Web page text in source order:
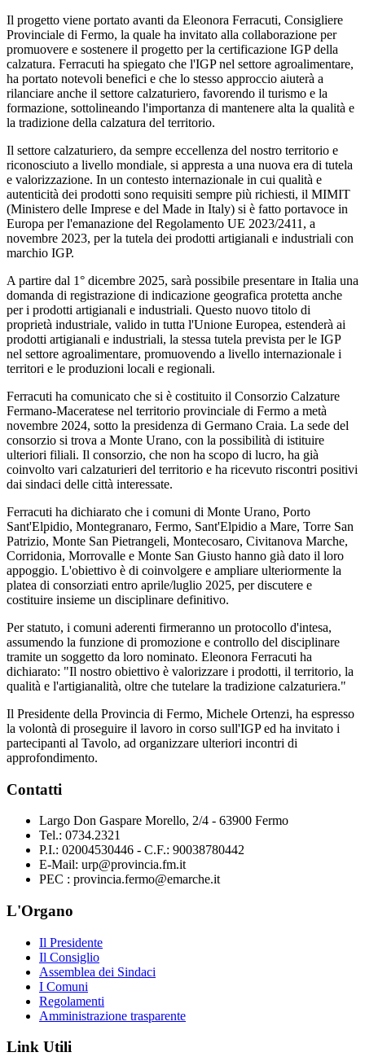
Il progetto viene portato avanti da Eleonora Ferracuti, Consigliere
Provinciale di Fermo, la quale ha invitato alla collaborazione per
promuovere e sostenere il progetto per la certificazione IGP della
calzatura. Ferracuti ha spiegato che l'IGP nel settore agroalimentare,
ha portato notevoli benefici e che lo stesso approccio aiuterà a
rilanciare anche il settore calzaturiero, favorendo il turismo e la
formazione, sottolineando l'importanza di mantenere alta la qualità e
la tradizione della calzatura del territorio.
Il settore calzaturiero, da sempre eccellenza del nostro territorio e
riconosciuto a livello mondiale, si appresta a una nuova era di tutela
e valorizzazione. In un contesto internazionale in cui qualità e
autenticità dei prodotti sono requisiti sempre più richiesti, il MIMIT
(Ministero delle Imprese e del Made in Italy) si è fatto portavoce in
Europa per l'emanazione del Regolamento UE 2023/2411, a
novembre 2023, per la tutela dei prodotti artigianali e industriali con
marchio IGP.
A partire dal 1° dicembre 2025, sarà possibile presentare in Italia una
domanda di registrazione di indicazione geografica protetta anche
per i prodotti artigianali e industriali. Questo nuovo titolo di
proprietà industriale, valido in tutta l'Unione Europea, estenderà ai
prodotti artigianali e industriali, la stessa tutela prevista per le IGP
nel settore agroalimentare, promuovendo a livello internazionale i
territori e le produzioni locali e regionali.
Ferracuti ha comunicato che si è costituito il Consorzio Calzature
Fermano-Maceratese nel territorio provinciale di Fermo a metà
novembre 2024, sotto la presidenza di Germano Craia. La sede del
consorzio si trova a Monte Urano, con la possibilità di istituire
ulteriori filiali. Il consorzio, che non ha scopo di lucro, ha già
coinvolto vari calzaturieri del territorio e ha ricevuto riscontri positivi
dai sindaci delle città interessate.
Ferracuti ha dichiarato che i comuni di Monte Urano, Porto
Sant'Elpidio, Montegranaro, Fermo, Sant'Elpidio a Mare, Torre San
Patrizio, Monte San Pietrangeli, Montecosaro, Civitanova Marche,
Corridonia, Morrovalle e Monte San Giusto hanno già dato il loro
appoggio. L'obiettivo è di coinvolgere e ampliare ulteriormente la
platea di consorziati entro aprile/luglio 2025, per discutere e
costituire insieme un disciplinare definitivo.
Per statuto, i comuni aderenti firmeranno un protocollo d'intesa,
assumendo la funzione di promozione e controllo del disciplinare
tramite un soggetto da loro nominato. Eleonora Ferracuti ha
dichiarato: "Il nostro obiettivo è valorizzare i prodotti, il territorio, la
qualità e l'artigianalità, oltre che tutelare la tradizione calzaturiera."
Il Presidente della Provincia di Fermo, Michele Ortenzi, ha espresso
la volontà di proseguire il lavoro in corso sull'IGP ed ha invitato i
partecipanti al Tavolo, ad organizzare ulteriori incontri di
approfondimento.
Contatti
Largo Don Gaspare Morello, 2/4 - 63900 Fermo
Tel.: 0734.2321
P.I.: 02004530446 - C.F.: 90038780442
E-Mail: urp@provincia.fm.it
PEC : provincia.fermo@emarche.it
L'Organo
Il Presidente
Il Consiglio
Assemblea dei Sindaci
I Comuni
Regolamenti
Amministrazione trasparente
Link Utili